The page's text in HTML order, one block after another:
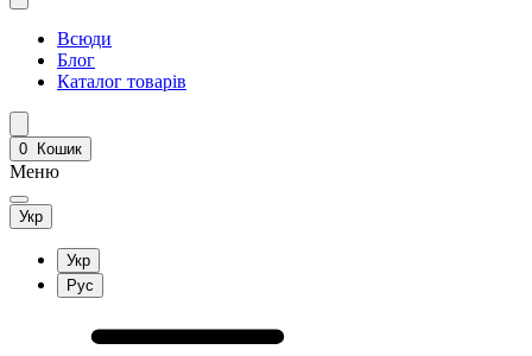
Всюди
Блог
Каталог товарів
0 Кошик
Меню
Укр
Укр
Рус